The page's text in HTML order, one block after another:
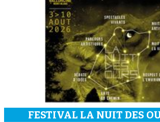
FESTIVAL LA NUIT DES